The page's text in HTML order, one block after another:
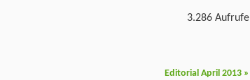
3.286 Aufrufe
Editorial April 2013 »